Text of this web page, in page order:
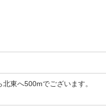
東へ500mでございます。